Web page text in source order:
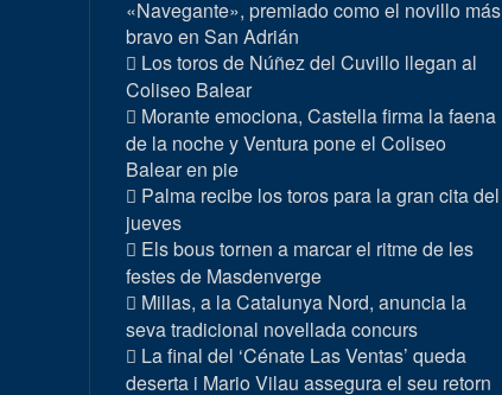
«Navegante», premiado como el novillo más
bravo en San Adrián
Los toros de Núñez del Cuvillo llegan al
Coliseo Balear
Morante emociona, Castella firma la faena
de la noche y Ventura pone el Coliseo
Balear en pie
Palma recibe los toros para la gran cita del
jueves
Els bous tornen a marcar el ritme de les
festes de Masdenverge
Millas, a la Catalunya Nord, anuncia la
seva tradicional novellada concurs
La final del ‘Cénate Las Ventas’ queda
deserta i Mario Vilau assegura el seu retorn